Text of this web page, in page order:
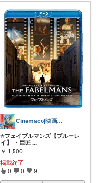
Cinemaco|映画･ドラマがある生活
⭐️フェイブルマンズ【ブルーレ
イ】 ・巨匠 ...
￥ 1,500
掲載終了
0 0 9